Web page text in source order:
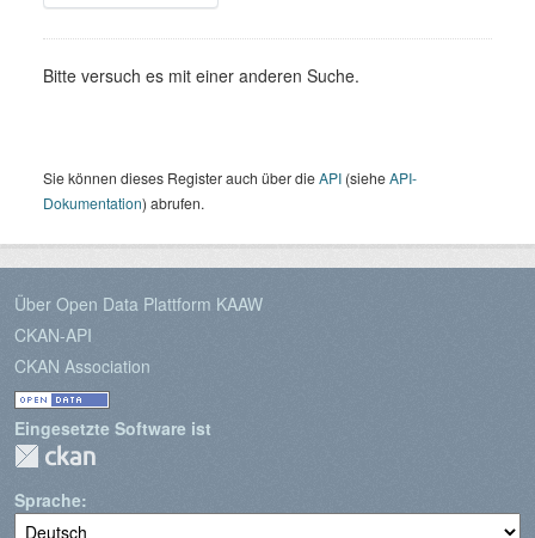
Bitte versuch es mit einer anderen Suche.
Sie können dieses Register auch über dieAPI (sieheAPI-
Dokumentation) abrufen.
Über Open Data Plattform KAAW
CKAN-API
CKAN Association
Eingesetzte Software ist
Sprache